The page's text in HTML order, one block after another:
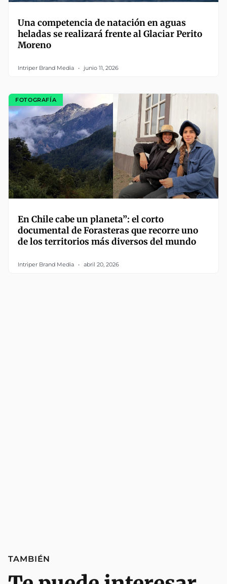
Una competencia de natación en aguas
heladas se realizará frente al Glaciar Perito
Moreno
Intriper Brand Media junio 11, 2026
FOTOGRAFÍA
En Chile cabe un planeta”: el corto
documental de Forasteras que recorre uno
de los territorios más diversos del mundo
Intriper Brand Media abril 20, 2026
TAMBIÉN